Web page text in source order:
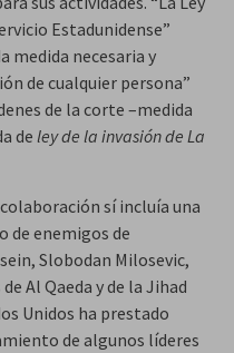
Estadunidense”
medida necesaria y
de cualquier persona”
de la corte –medida
de ley de la invasión de La
sí incluía una
de enemigos de
Slobodan Milosevic,
Al Qaeda y de la Jihad
Unidos ha prestado
de algunos líderes